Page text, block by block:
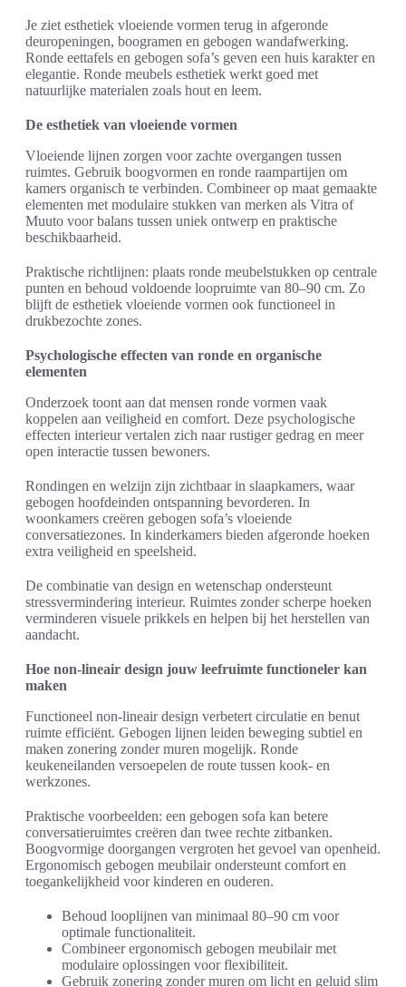
Je ziet esthetiek vloeiende vormen terug in afgeronde
deuropeningen, boogramen en gebogen wandafwerking.
Ronde eettafels en gebogen sofa’s geven een huis karakter en
elegantie. Ronde meubels esthetiek werkt goed met
natuurlijke materialen zoals hout en leem.
De esthetiek van vloeiende vormen
Vloeiende lijnen zorgen voor zachte overgangen tussen
ruimtes. Gebruik boogvormen en ronde raampartijen om
kamers organisch te verbinden. Combineer op maat gemaakte
elementen met modulaire stukken van merken als Vitra of
Muuto voor balans tussen uniek ontwerp en praktische
beschikbaarheid.
Praktische richtlijnen: plaats ronde meubelstukken op centrale
punten en behoud voldoende loopruimte van 80–90 cm. Zo
blijft de esthetiek vloeiende vormen ook functioneel in
drukbezochte zones.
Psychologische effecten van ronde en organische
elementen
Onderzoek toont aan dat mensen ronde vormen vaak
koppelen aan veiligheid en comfort. Deze psychologische
effecten interieur vertalen zich naar rustiger gedrag en meer
open interactie tussen bewoners.
Rondingen en welzijn zijn zichtbaar in slaapkamers, waar
gebogen hoofdeinden ontspanning bevorderen. In
woonkamers creëren gebogen sofa’s vloeiende
conversatiezones. In kinderkamers bieden afgeronde hoeken
extra veiligheid en speelsheid.
De combinatie van design en wetenschap ondersteunt
stressvermindering interieur. Ruimtes zonder scherpe hoeken
verminderen visuele prikkels en helpen bij het herstellen van
aandacht.
Hoe non-lineair design jouw leefruimte functioneler kan
maken
Functioneel non-lineair design verbetert circulatie en benut
ruimte efficiënt. Gebogen lijnen leiden beweging subtiel en
maken zonering zonder muren mogelijk. Ronde
keukeneilanden versoepelen de route tussen kook- en
werkzones.
Praktische voorbeelden: een gebogen sofa kan betere
conversatieruimtes creëren dan twee rechte zitbanken.
Boogvormige doorgangen vergroten het gevoel van openheid.
Ergonomisch gebogen meubilair ondersteunt comfort en
toegankelijkheid voor kinderen en ouderen.
Behoud looplijnen van minimaal 80–90 cm voor
optimale functionaliteit.
Combineer ergonomisch gebogen meubilair met
modulaire oplossingen voor flexibiliteit.
Gebruik zonering zonder muren om licht en geluid slim